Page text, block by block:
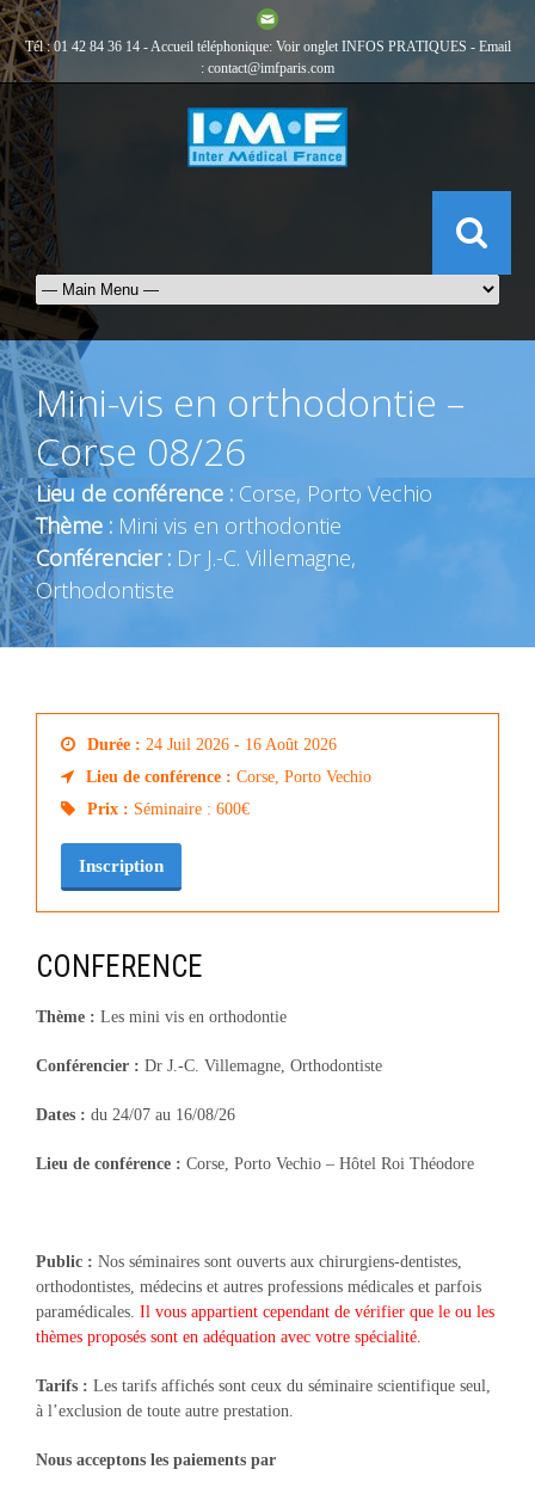
Tél : 01 42 84 36 14 - Accueil téléphonique: Voir onglet INFOS PRATIQUES - Email
: contact@imfparis.com
Mini-vis en orthodontie –
Corse 08/26
Lieu de conférence : Corse, Porto Vechio
Thème : Mini vis en orthodontie
Conférencier : Dr J.-C. Villemagne,
Orthodontiste
Durée : 24 Juil 2026 - 16 Août 2026
Lieu de conférence : Corse, Porto Vechio
Prix : Séminaire : 600€
Inscription
CONFERENCE
Thème : Les mini vis en orthodontie
Conférencier : Dr J.-C. Villemagne, Orthodontiste
Dates : du 24/07 au 16/08/26
Lieu de conférence : Corse, Porto Vechio – Hôtel Roi Théodore
Public : Nos séminaires sont ouverts aux chirurgiens-dentistes,
orthodontistes, médecins et autres professions médicales et parfois
paramédicales. Il vous appartient cependant de vérifier que le ou les
thèmes proposés sont en adéquation avec votre spécialité.
Tarifs : Les tarifs affichés sont ceux du séminaire scientifique seul,
à l’exclusion de toute autre prestation.
Nous acceptons les paiements par